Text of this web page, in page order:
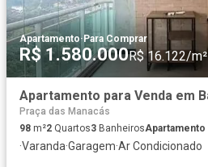
Apartamento· Para Comprar
R$ 1.580.000R$ 16.122/m²
Praça das Manacás
98 m²2 Quartos3 BanheirosApartamento
·Varanda·Garagem·Ar Condicionado